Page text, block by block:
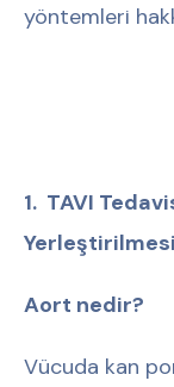
yöntemleri
1. TAVI
Aort nedir?
Vücuda kan